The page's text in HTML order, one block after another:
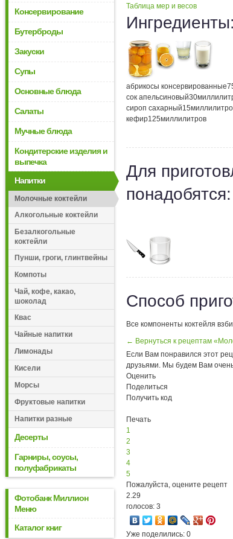
Консервирование
Бутерброды
Закуски
Супы
Основные блюда
Салаты
Мучные блюда
Кондитерские изделия и
выпечка
Напитки
Молочные коктейли
Алкогольные коктейли
Безалкогольные
коктейли
Пунши, гроги, глинтвейны
Компоты
Чай, кофе, какао,
шоколад
Квас
Чайные напитки
Лимонады
Кисели
Морсы
Фруктовые напитки
Напитки разные
Десерты
Гарниры, соусы,
полуфабрикаты
Фотобанк Миллион
Меню
Каталог книг
Таблица мер и весов
Ингредиенты:
абрикосы консервированные
сок апельсиновый30
сироп сахарный15
кефир125миллилитров
Для
понадобятся:
Способ
Все компоненты коктейля
← Вернуться к рецептам
Если Вам понравился этот
друзьями. Мы будем Вам
Оценить
Поделиться
Получить код
Печать
1
2
3
4
5
Пожалуйста, оцените рецепт
2.29
голосов: 3
Уже поделились: 0